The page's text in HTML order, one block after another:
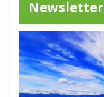
Newsletter